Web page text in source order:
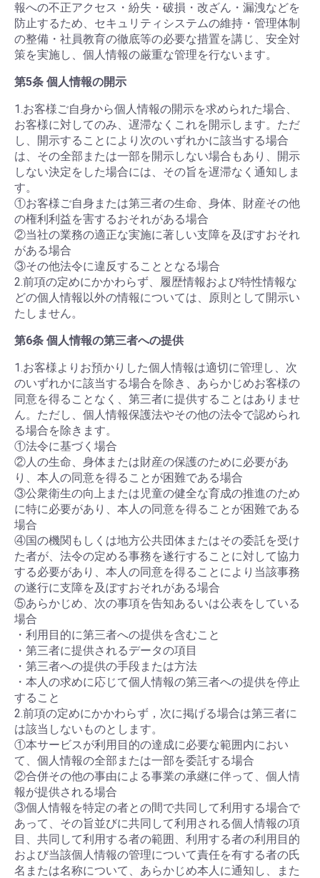
報への不正アクセス・紛失・破損・改ざん・漏洩などを
防止するため、セキュリティシステムの維持・管理体制
の整備・社員教育の徹底等の必要な措置を講じ、安全対
策を実施し、個人情報の厳重な管理を行ないます。
第5条 個人情報の開示
1.お客様ご自身から個人情報の開示を求められた場合、
お客様に対してのみ、遅滞なくこれを開示します。ただ
し、開示することにより次のいずれかに該当する場合
は、その全部または一部を開示しない場合もあり、開示
しない決定をした場合には、その旨を遅滞なく通知しま
す。
①お客様ご自身または第三者の生命、身体、財産その他
の権利利益を害するおそれがある場合
②当社の業務の適正な実施に著しい支障を及ぼすおそれ
がある場合
③その他法令に違反することとなる場合
2.前項の定めにかかわらず、履歴情報および特性情報な
どの個人情報以外の情報については、原則として開示い
たしません。
第6条 個人情報の第三者への提供
1.お客様よりお預かりした個人情報は適切に管理し、次
のいずれかに該当する場合を除き、あらかじめお客様の
同意を得ることなく、第三者に提供することはありませ
ん。ただし、個人情報保護法やその他の法令で認められ
る場合を除きます。
①法令に基づく場合
②人の生命、身体または財産の保護のために必要があ
り、本人の同意を得ることが困難である場合
③公衆衛生の向上または児童の健全な育成の推進のため
に特に必要があり、本人の同意を得ることが困難である
場合
④国の機関もしくは地方公共団体またはその委託を受け
た者が、法令の定める事務を遂行することに対して協力
する必要があり、本人の同意を得ることにより当該事務
の遂行に支障を及ぼすおそれがある場合
⑤あらかじめ、次の事項を告知あるいは公表をしている
場合
・利用目的に第三者への提供を含むこと
・第三者に提供されるデータの項目
・第三者への提供の手段または方法
・本人の求めに応じて個人情報の第三者への提供を停止
すること
2.前項の定めにかかわらず，次に掲げる場合は第三者に
は該当しないものとします。
①本サービスが利用目的の達成に必要な範囲内におい
て、個人情報の全部または一部を委託する場合
②合併その他の事由による事業の承継に伴って、個人情
報が提供される場合
③個人情報を特定の者との間で共同して利用する場合で
あって、その旨並びに共同して利用される個人情報の項
目、共同して利用する者の範囲、利用する者の利用目的
および当該個人情報の管理について責任を有する者の氏
名または名称について、あらかじめ本人に通知し、また